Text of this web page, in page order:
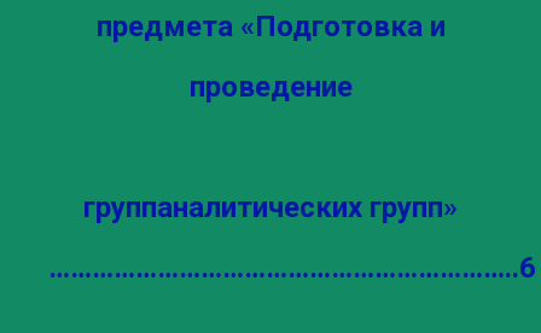
предмета «Подготовка и
проведение
группаналитических групп»
………………………………………………………..6